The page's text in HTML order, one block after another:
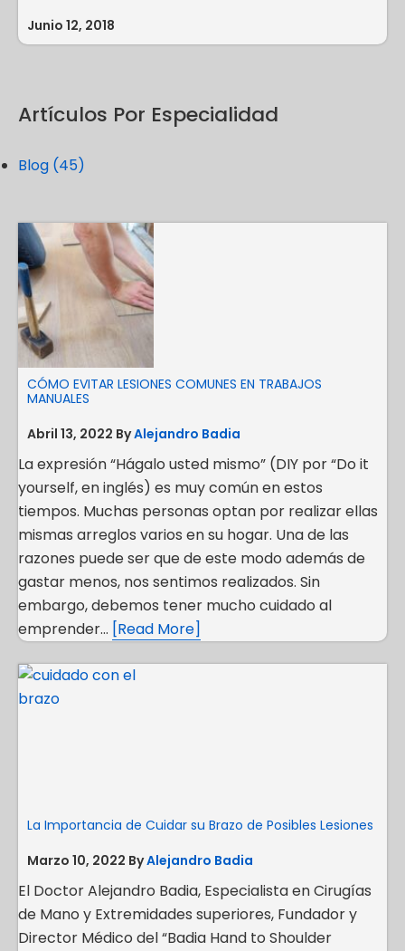
Junio 12, 2018
Artículos Por Especialidad
Blog (45)
CÓMO EVITAR LESIONES COMUNES EN TRABAJOS
MANUALES
Abril 13, 2022 ByAlejandro Badia
La expresión “Hágalo usted mismo” (DIY por “Do it
yourself, en inglés) es muy común en estos
tiempos. Muchas personas optan por realizar ellas
mismas arreglos varios en su hogar. Una de las
razones puede ser que de este modo además de
gastar menos, nos sentimos realizados. Sin
embargo, debemos tener mucho cuidado al
emprender… [Read More]
La Importancia de Cuidar su Brazo de Posibles Lesiones
Marzo 10, 2022 ByAlejandro Badia
El Doctor Alejandro Badia, Especialista en Cirugías
de Mano y Extremidades superiores, Fundador y
Director Médico del “Badia Hand to Shoulder